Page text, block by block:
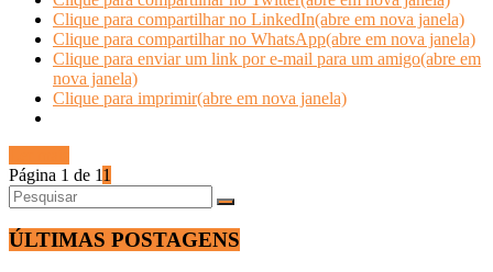
Clique para compartilhar no LinkedIn(abre em nova janela)
Clique para compartilhar no WhatsApp(abre em nova janela)
Clique para enviar um link por e-mail para um amigo(abre em
nova janela)
Clique para imprimir(abre em nova janela)
Página 1 de 11
ÚLTIMAS POSTAGENS